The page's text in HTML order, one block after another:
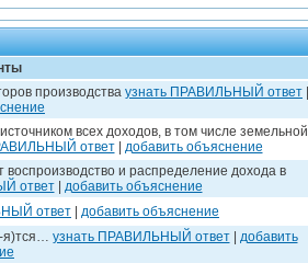
производства узнать ПРАВИЛЬНЫЙ ответ
всех доходов, в том числе земельной
ответ| добавить объяснение
и распределение дохода в
ответ| добавить объяснение
ответ добавить объяснение
я)тся… узнать ПРАВИЛЬНЫЙ ответ| добавить